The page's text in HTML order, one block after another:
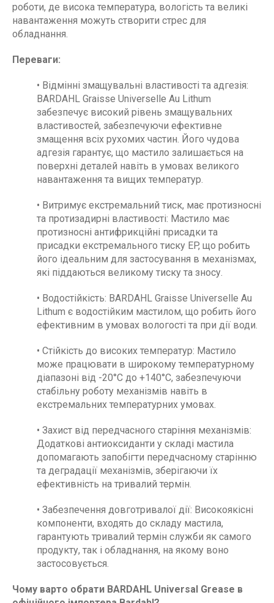
роботи, де висока температура, вологість та великі
навантаження можуть створити стрес для
обладнання.
Переваги:
• Відмінні змащувальні властивості та адгезія:
BARDAHL Graisse Universelle Au Lithum
забезпечує високий рівень змащувальних
властивостей, забезпечуючи ефективне
змащення всіх рухомих частин. Його чудова
адгезія гарантує, що мастило залишається на
поверхні деталей навіть в умовах великого
навантаження та вищих температур.
• Витримує екстремальний тиск, має протизносні
та протизадирні властивості: Мастило має
протизносні антифрикційні присадки та
присадки екстремального тиску EP, що робить
його ідеальним для застосування в механізмах,
які піддаються великому тиску та зносу.
• Водостійкість: BARDAHL Graisse Universelle Au
Lithum є водостійким мастилом, що робить його
ефективним в умовах вологості та при дії води.
• Стійкість до високих температур: Мастило
може працювати в широкому температурному
діапазоні від -20°C до +140°C, забезпечуючи
стабільну роботу механізмів навіть в
екстремальних температурних умовах.
• Захист від передчасного старіння механізмів:
Додаткові антиоксиданти у складі мастила
допомагають запобігти передчасному старінню
та деградації механізмів, зберігаючи їх
ефективність на тривалий термін.
• Забезпечення довготривалої дії: Високоякісні
компоненти, входять до складу мастила,
гарантують тривалий термін служби як самого
продукту, так і обладнання, на якому воно
застосовується.
Чому варто обрати BARDAHL Universal Grease в